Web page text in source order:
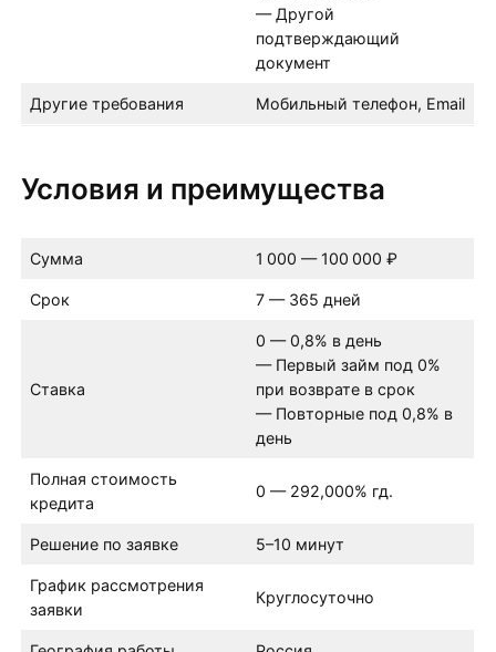
— Другой
подтверждающий
документ
Другие требования Мобильный телефон, Email
Условия и преимущества
Сумма 1 000 — 100 000 ₽
Срок 7 — 365 дней
Ставка
0 — 0,8% в день
— Первый займ под 0%
при возврате в срок
— Повторные под 0,8% в
день
Полная стоимость
кредита
0 — 292,000% гд.
Решение по заявке 5–10 минут
График рассмотрения
заявки
Круглосуточно